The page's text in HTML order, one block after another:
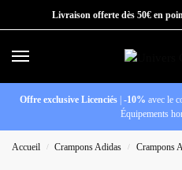
Livraison offerte dès 50€ en
Offre exclusive Licenciés| -10% avec le
Équipements
Accueil / Crampons Adidas / Crampons